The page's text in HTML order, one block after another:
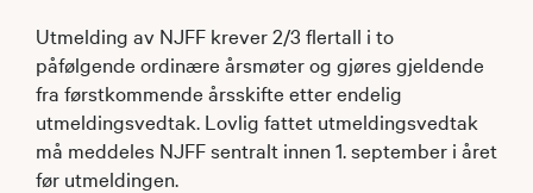
Utmelding av NJFF krever 2/3 flertall i to
påfølgende ordinære årsmøter og gjøres gjeldende
fra førstkommende årsskifte etter endelig
utmeldingsvedtak. Lovlig fattet utmeldingsvedtak
må meddeles NJFF sentralt innen 1. september i året
før utmeldingen.